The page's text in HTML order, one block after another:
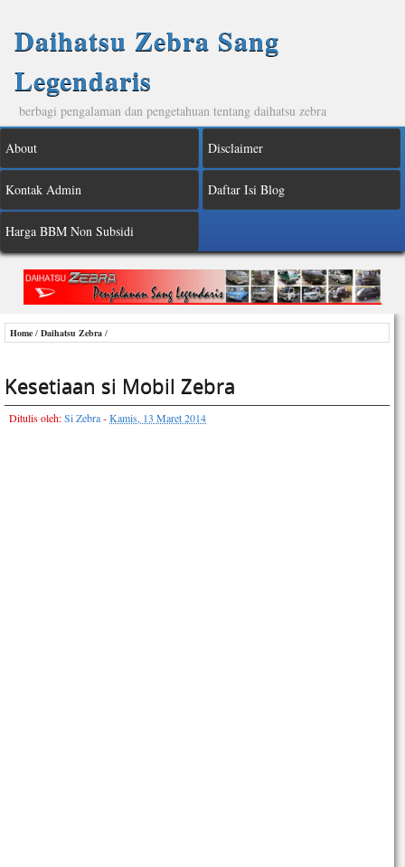
Daihatsu Zebra Sang
Legendaris
berbagi pengalaman dan pengetahuan tentang daihatsu zebra
About Disclaimer
Kontak Admin Daftar Isi Blog
Harga BBM Non Subsidi
Home / Daihatsu Zebra /
Kesetiaan si Mobil Zebra
Ditulis oleh:Si Zebra-Kamis, 13 Maret 2014